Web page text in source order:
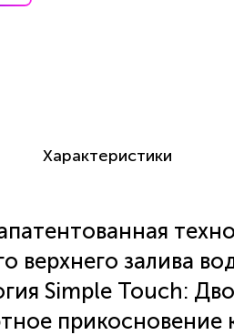
Характеристики
верхнего залива
Simple Touch: